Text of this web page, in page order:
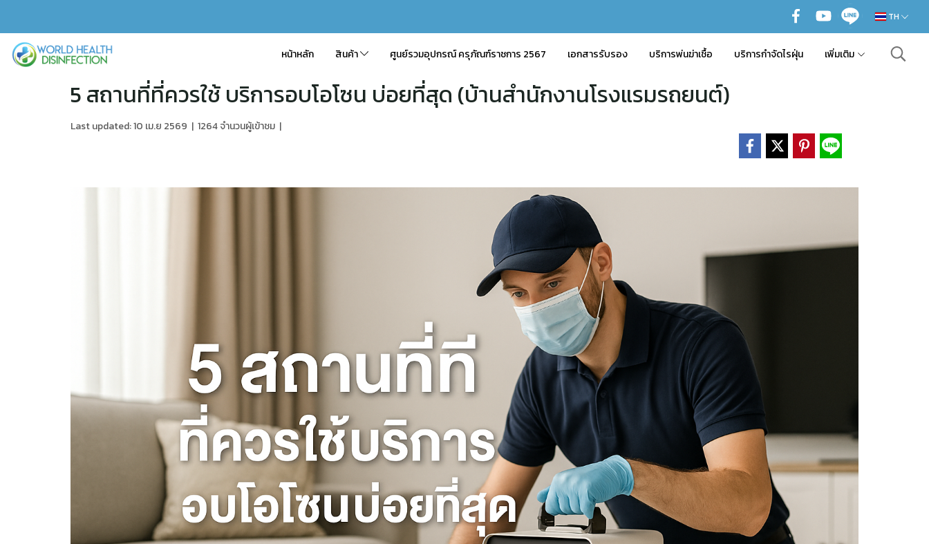
TH
หน้าหลัก สินค้า ศูนย์รวมอุปกรณ์ ครุภัณฑ์ราชการ 2567 เอกสารรับรอง บริการพ่นฆ่าเชื้อ บริการกำจัดไรฝุ่น เพิ่มเติม
5 สถานที่ที่ควรใช้ บริการอบโอโซน บ่อยที่สุด (บ้านสำนักงานโรงแรมรถยนต์)
Last updated: 10 เม.ย 2569 | 1264 จำนวนผู้เข้าชม |